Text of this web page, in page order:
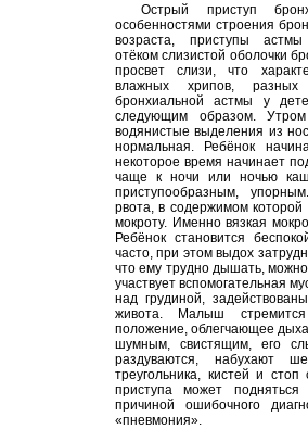
Острый приступ
особенностями строения
возраста, приступы
отёком слизистой оболочки
просвет слизи, что
влажных хрипов,
бронхиальной астмы у
следующим образом.
водянистые выделения из
нормальная. Ребёнок
некоторое время начинает
чаще к ночи или ночью
приступообразным,
рвота, в содержимом
мокроту. Именно вязкая
Ребёнок становится
часто, при этом выдох
что ему трудно дышать,
участвует вспомогательная
над грудиной,
живота. Малыш
положение, облегчающее
шумным, свистящим, его
раздуваются, набухают
треугольника, кистей и
приступа может
причиной ошибочного
«пневмония».